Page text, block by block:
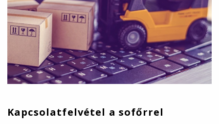
Kapcsolatfelvétel a sofőrrel